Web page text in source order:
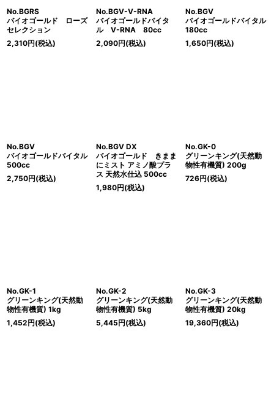
No.BGRS
バイオゴールド ローズ
セレクション
2,310円(税込)
No.BGV-V-RNA
バイオゴールドバイタ
ル V-RNA 80cc
2,090円(税込)
No.BGV
バイオゴールドバイタル
180cc
1,650円(税込)
No.BGV
バイオゴールドバイタル
500cc
2,750円(税込)
No.BGV DX
バイオゴールド きまま
にミスト アミノ酸プラ
ス 天然水仕込 500cc
1,980円(税込)
No.GK-0
グリーンキング(天然動
物性有機質) 200g
726円(税込)
No.GK-1
グリーンキング(天然動
物性有機質) 1kg
1,452円(税込)
No.GK-2
グリーンキング(天然動
物性有機質) 5kg
5,445円(税込)
No.GK-3
グリーンキング(天然動
物性有機質) 20kg
19,360円(税込)